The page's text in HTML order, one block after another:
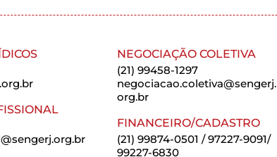
NEGOCIAÇÃO COLETIVA
(21) 99458-1297
negociacao.coletiva@sengerj.
org.br
FINANCEIRO/CADASTRO
(21) 99874-0501 / 97227-9091/
99227-6830